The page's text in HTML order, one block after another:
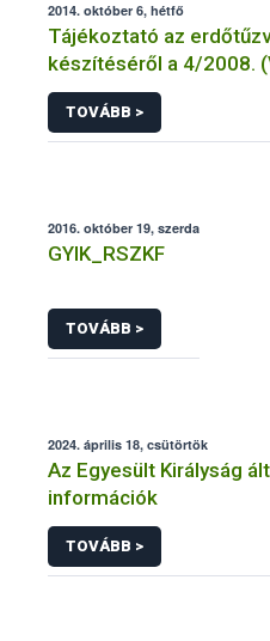
2014. október 6, hétfő
Tájékoztató az
készítéséről a 4/2008.
előírásai alapján
TOVÁBB >
2016. október 19, szerda
GYIK_RSZKF
TOVÁBB >
2024. április 18, csütörtök
Az Egyesült Királyság
információk
TOVÁBB >